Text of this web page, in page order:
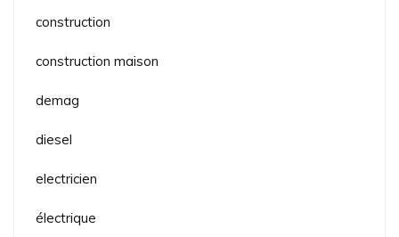
construction
construction maison
demag
diesel
electricien
électrique